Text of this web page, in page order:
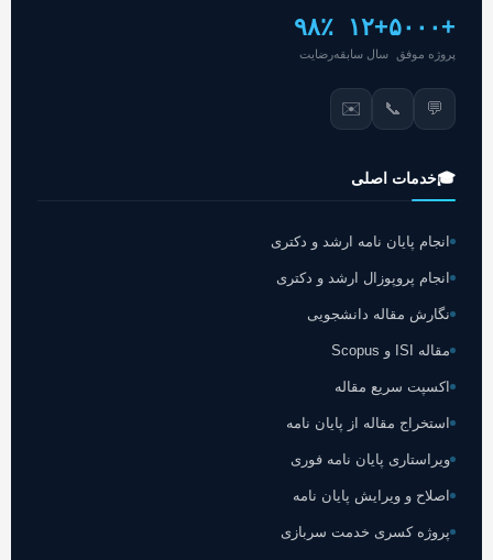
+۵۰۰۰
پروژه موفق
+۱۲
سال سابقه
۹۸٪
رضایت
💬
📞
✉️
🎓خدمات اصلی
انجام پایان نامه ارشد و دکتری
انجام پروپوزال ارشد و دکتری
نگارش مقاله دانشجویی
مقاله ISI و Scopus
اکسپت سریع مقاله
استخراج مقاله از پایان نامه
ویراستاری پایان نامه فوری
اصلاح و ویرایش پایان نامه
پروژه کسری خدمت سربازی